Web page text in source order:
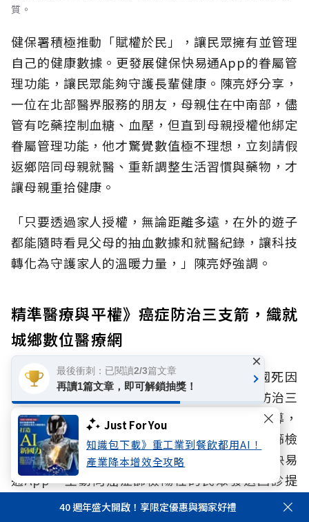
Just For You
知識包下載》重工業到餐飲都用AI！
產業降本增效全攻略
質。
健保署積極推動「賦權於民」，讓民眾擁有並管理
自己的健康數據。更發展健保快易通App的眷屬管
理功能，讓民眾能夠守護長輩健康。陳亮妤分享，
一位在北部醫界服務的朋友，母親住在中南部，儘
管有吃藥控制血糖、血壓，但直到母親授權他綁定
眷屬管理功能，他才驚覺數值極不理想，立刻請假
返鄉陪同母親就醫、重新調整生活習慣與藥物，才
讓母親重拾健康。
「只要透過家人授權，無論距離多遠，在外的遊子
都能隨時看見父母的抽血數據和就醫紀錄，讓科技
轉化為守護家人的溫暖力量，」陳亮妤強調。
精準醫療與平權》癌症防治三支箭，織就
城鄉數位醫療網
除了慢性病治理，癌症也連續44年蟬聯全國死因
首位，因此，衛福部與健保署積極射出癌症防治三
支箭。第一支箭是癌症篩檢，由國民健康署主導，
政府公務預算從28億大幅提升至68億，一旦篩檢
發現罹癌，便能早期治療。而健保署透過健保快易
通App，主動向癌症篩檢陽性的民眾發送回診提
醒，亦針對有數位落差的國人名單回饋給原診斷醫
40 週年盛大開啟！享限定優惠與獨家好禮
最後衝刺：已閱讀2/3篇文章
再讀1篇文章，即可解鎖抽獎！
×